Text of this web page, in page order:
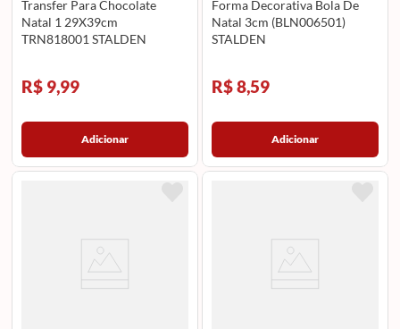
Transfer Para Chocolate
Natal 1 29X39cm
TRN818001 STALDEN
R$ 9,99
Adicionar
Forma Decorativa Bola De
Natal 3cm (BLN006501)
STALDEN
R$ 8,59
Adicionar